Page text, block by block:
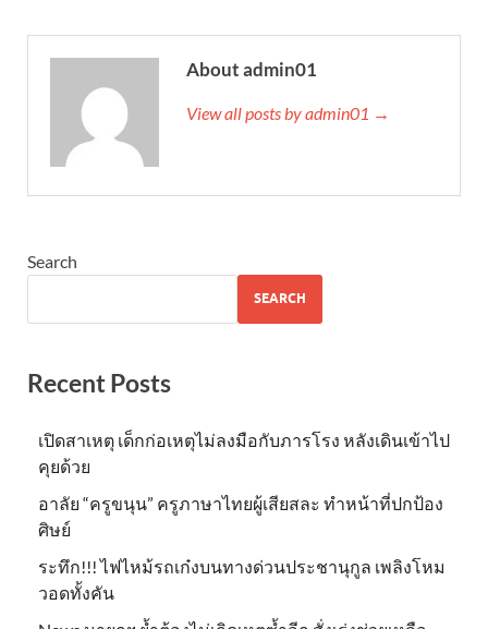
About admin01
View all posts by admin01 →
Search
SEARCH
Recent Posts
เปิดสาเหตุ เด็กก่อเหตุไม่ลงมือกับภารโรง หลังเดินเข้าไป
คุยด้วย
อาลัย “ครูขนุน” ครูภาษาไทยผู้เสียสละ ทำหน้าที่ปกป้อง
ศิษย์
ระทึก!!! ไฟไหม้รถเก๋งบนทางด่วนประชานุกูล เพลิงโหม
วอดทั้งคัน